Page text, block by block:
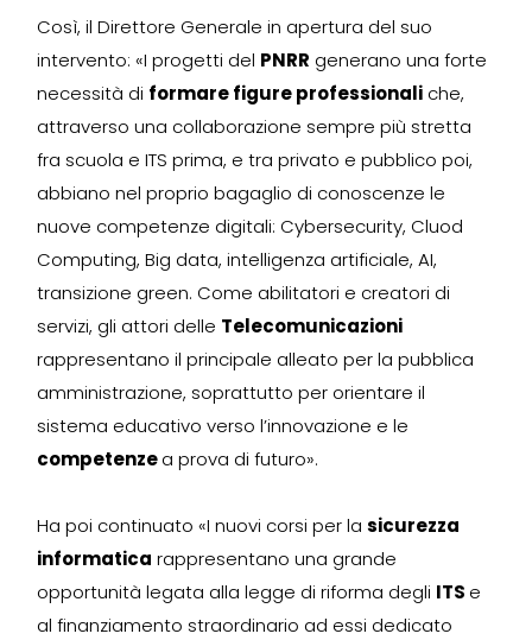
Così, il Direttore Generale in apertura del suo
intervento: «I progetti del PNRR generano una forte
necessità di formare figure professionali che,
attraverso una collaborazione sempre più stretta
fra scuola e ITS prima, e tra privato e pubblico poi,
abbiano nel proprio bagaglio di conoscenze le
nuove competenze digitali: Cybersecurity, Cluod
Computing, Big data, intelligenza artificiale, AI,
transizione green. Come abilitatori e creatori di
servizi, gli attori delle Telecomunicazioni
rappresentano il principale alleato per la pubblica
amministrazione, soprattutto per orientare il
sistema educativo verso l’innovazione e le
competenzea prova di futuro».
Ha poi continuato «I nuovi corsi per lasicurezza
informatica rappresentano una grande
opportunità legata alla legge di riforma degli ITS e
al finanziamento straordinario ad essi dedicato